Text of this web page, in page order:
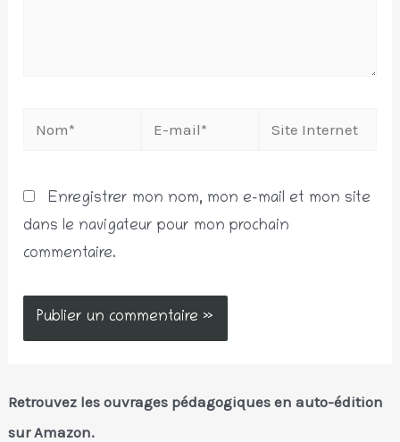
Retrouvez les ouvrages pédagogiques en auto-édition
sur Amazon.
Enregistrer mon nom, mon e-mail et mon site
dans le navigateur pour mon prochain
commentaire.